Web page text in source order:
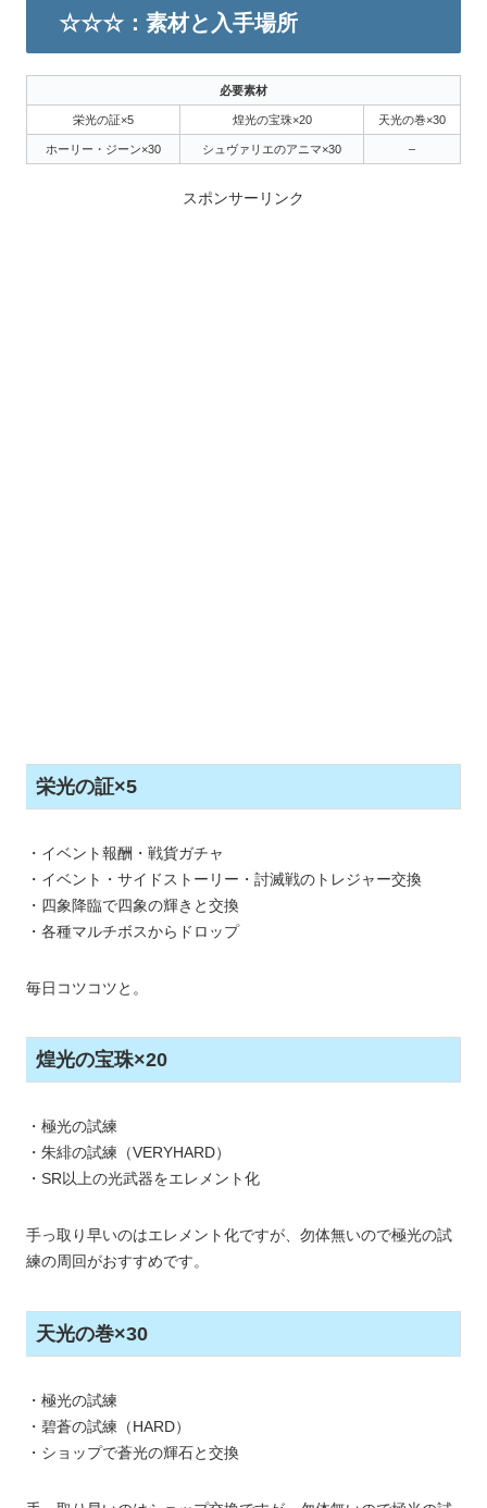
☆☆☆：素材と入手場所
必要素材
栄光の証×5 煌光の宝珠×20 天光の巻×30
ホーリー・ジーン×30 シュヴァリエのアニマ×30 –
スポンサーリンク
栄光の証×5
・イベント報酬・戦貨ガチャ
・イベント・サイドストーリー・討滅戦のトレジャー交換
・四象降臨で四象の輝きと交換
・各種マルチボスからドロップ
毎日コツコツと。
煌光の宝珠×20
・極光の試練
・朱緋の試練（VERYHARD）
・SR以上の光武器をエレメント化
手っ取り早いのはエレメント化ですが、勿体無いので極光の試
練の周回がおすすめです。
天光の巻×30
・極光の試練
・碧蒼の試練（HARD）
・ショップで蒼光の輝石と交換